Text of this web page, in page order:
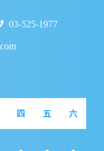
03-525-1977
四 五 六